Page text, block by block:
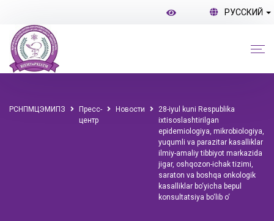
РУССКИЙ
РСНПМЦЭМИПЗ
Пресс-
центр
Новости
28-iyul kuni Respublika
ixtisoslashtirilgan
epidemiologiya, mikrobiologiya,
yuqumli va parazitar kasalliklar
ilmiy-amaliy tibbiyot markazida
jigar, oshqozon-ichak tizimi,
saraton va boshqa onkologik
kasalliklar bo‘yicha bepul
konsultatsiya bo‘lib o‘